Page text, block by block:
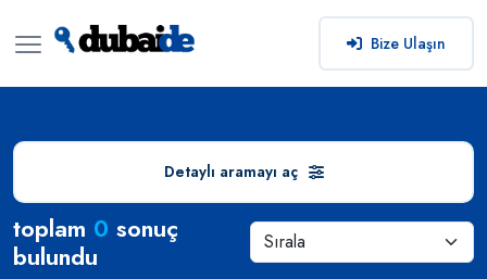
Bize Ulaşın
Arama SonuçlarıDetaylı aramayı aç
toplam 0 sonuç
bulundu